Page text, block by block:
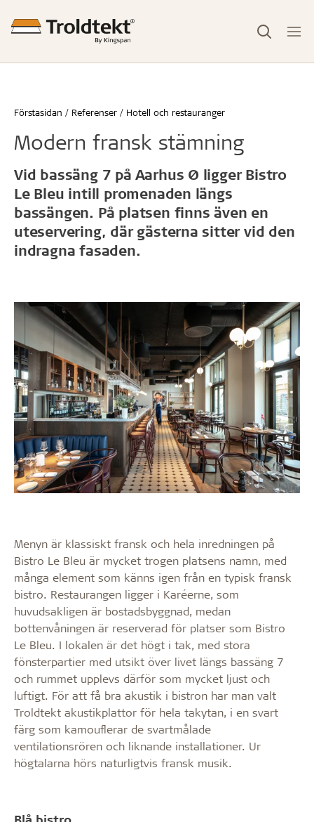
Förstasidan Referenser Hotell och restauranger
Modern fransk stämning
Vid bassäng 7 på Aarhus Ø ligger Bistro
Le Bleu intill promenaden längs
bassängen. På platsen finns även en
uteservering, där gästerna sitter vid den
indragna fasaden.
Menyn är klassiskt fransk och hela inredningen på
Bistro Le Bleu är mycket trogen platsens namn, med
många element som känns igen från en typisk fransk
bistro. Restaurangen ligger i Karéerne, som
huvudsakligen är bostadsbyggnad, medan
bottenvåningen är reserverad för platser som Bistro
Le Bleu. I lokalen är det högt i tak, med stora
fönsterpartier med utsikt över livet längs bassäng 7
och rummet upplevs därför som mycket ljust och
luftigt. För att få bra akustik i bistron har man valt
Troldtekt akustikplattor för hela takytan, i en svart
färg som kamouflerar de svartmålade
ventilationsrören och liknande installationer. Ur
högtalarna hörs naturligtvis fransk musik.